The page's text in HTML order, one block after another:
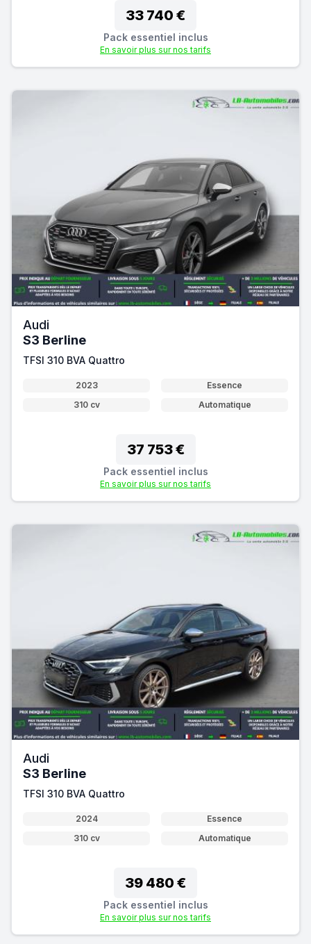
33 740 €
Pack essentiel inclus
En savoir plus sur nos tarifs
Audi
S3 Berline
TFSI 310 BVA Quattro
2023
Essence
310 cv
Automatique
37 753 €
Pack essentiel inclus
En savoir plus sur nos tarifs
Audi
S3 Berline
TFSI 310 BVA Quattro
2024
Essence
310 cv
Automatique
39 480 €
Pack essentiel inclus
En savoir plus sur nos tarifs